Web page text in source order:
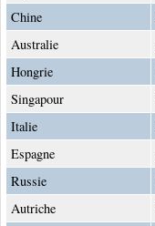
Chine
Australie
Hongrie
Singapour
Italie
Espagne
Russie
Autriche